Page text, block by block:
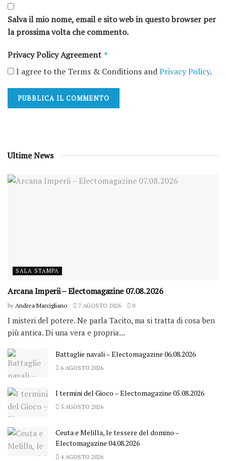
Salva il mio nome, email e sito web in questo browser per
la prossima volta che commento.
Privacy Policy Agreement *
I agree to the Terms & Conditions andPrivacy Policy.
Ultime News
SALA STAMPA
Arcana Imperii – Electomagazine 07.08.2026
by Andrea Marcigliano 7 AGOSTO 2026 0
I misteri del potere. Ne parla Tacito, ma si tratta di cosa ben
più antica. Di una vera e propria...
Battaglie navali – Electomagazine 06.08.2026
6 AGOSTO 2026
I termini del Gioco – Electomagazine 05.08.2026
5 AGOSTO 2026
Ceuta e Melilla, le tessere del domino –
Electomagazine 04.08.2026
4 AGOSTO 2026